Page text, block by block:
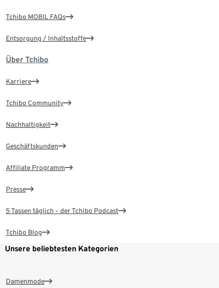
Tchibo MOBIL FAQs
Entsorgung / Inhaltsstoffe
Über Tchibo
Karriere
Tchibo Community
Nachhaltigkeit
Geschäftskunden
Affiliate Programm
Presse
5 Tassen täglich – der Tchibo Podcast
Tchibo Blog
Unsere beliebtesten Kategorien
Damenmode